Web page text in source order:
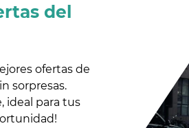
del
ofertas de
sorpresas.
ideal para tus